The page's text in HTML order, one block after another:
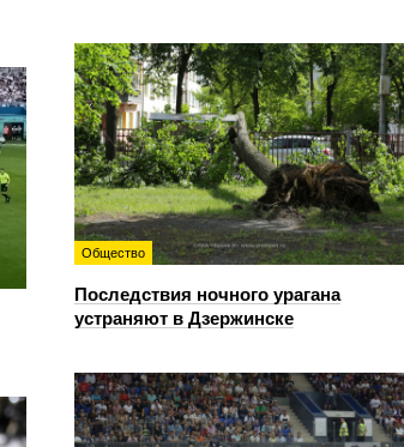
Общество
Последствия ночного урагана
устраняют в Дзержинске